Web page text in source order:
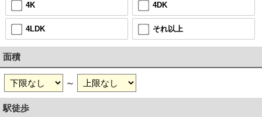
4K 4DK
4LDK それ以上
面積
～
駅徒歩